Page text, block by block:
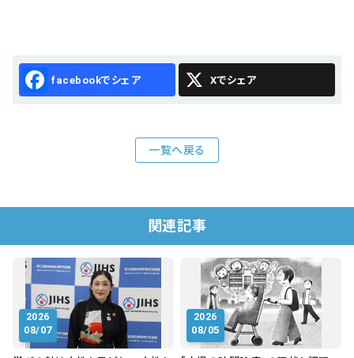
Facebook X
一覧へ戻る
関連記事
2026
08/07
2026
08/05